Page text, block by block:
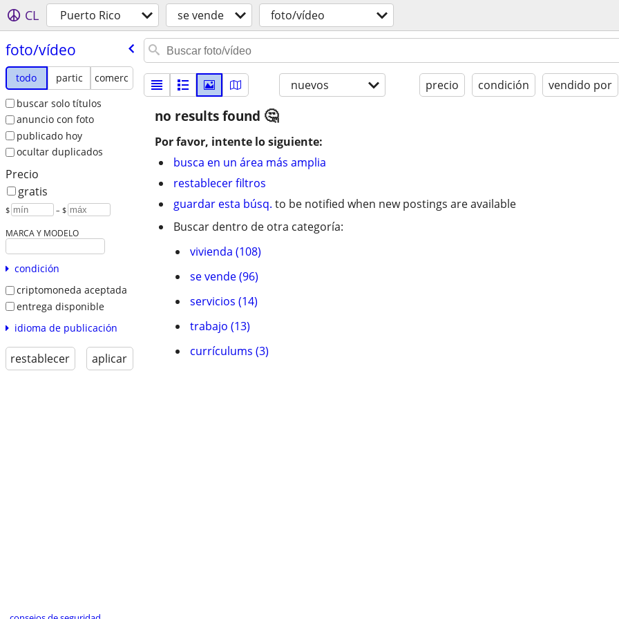
CL Puerto Rico se vende foto/vídeo
foto/​vídeo
todo partic
comerc
buscar solo títulos
anuncio con foto
publicado hoy
ocultar duplicados
Precio
gratis
$ – $
MARCA Y MODELO
condición
criptomoneda aceptada
entrega disponible
idioma de publicación
restablecer aplicar
nuevos precio condición vendido por
no results found
Por favor, intente lo siguiente:
busca en un área más amplia
restablecer filtros
guardar esta búsq. to be notified when new postings are available
Buscar dentro de otra categoría:
vivienda (108)
se vende (96)
servicios (14)
trabajo (13)
currículums (3)